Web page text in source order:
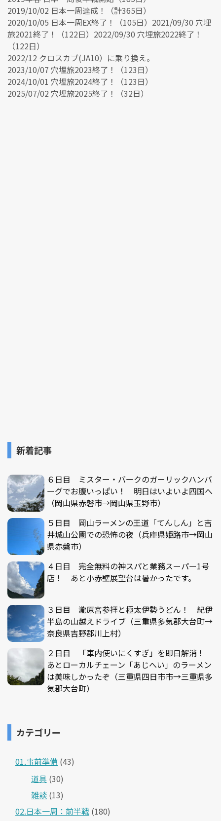
2019/10/02 日本一周達成！（計365日）
2020/10/05 日本一周EX終了！（105日）2021/09/30 穴埋
旅2021終了！（122日）2022/09/30 穴埋旅2022終了！
（122日）
2022/12 クロスカブ(JA10）に乗り換え。
2023/10/07 穴埋旅2023終了！（123日）
2024/10/01 穴埋旅2024終了！（123日）
2025/07/02 穴埋旅2025終了！（32日）
新着記事
６日目 ミスター・バークのガーリックハンバ
ーグでお腹いっぱい！ 明日はいよいよ四国へ
（岡山県赤磐市→岡山県玉野市）
５日目 岡山ラーメンの王道「てんしん」と吉
井城山公園での恐怖の夜（兵庫県姫路市→岡山
県赤磐市）
４日目 完全無料の神スパと業務スーパー1号
店！ あと小赤壁展望台は暑かったです。
３日目 瀧原宮参拝と極太伊勢うどん！ 紀伊
半島の山越えドライブ（三重県多気郡大台町→
奈良県吉野郡川上村）
２日目 「車内使いにくすぎ」を即日解消！
あとローカルチェーン「あじへい」のラーメン
は美味しかったぞ（三重県四日市市→三重県多
気郡大台町）
カテゴリー
01.事前準備 (43)
道具 (30)
雑談 (13)
02.日本一周：前半戦 (180)